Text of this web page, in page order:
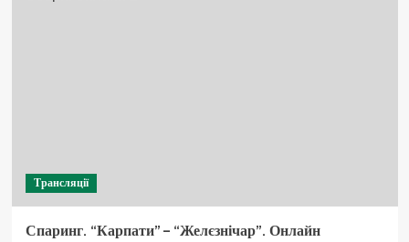
Трансляції
Спаринг. “Карпати” – “Желєзнічар”. Онлайн